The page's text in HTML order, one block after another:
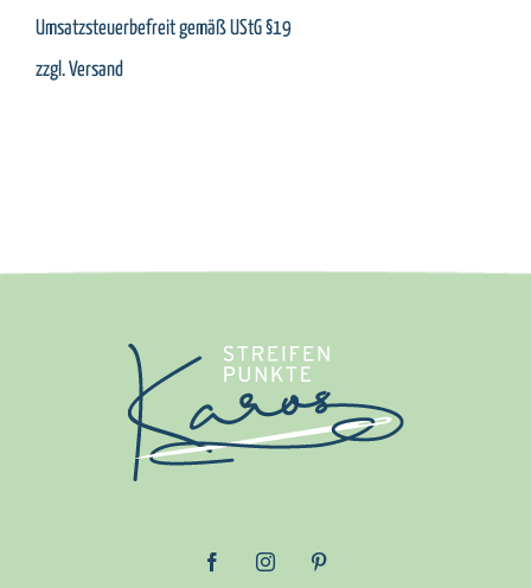
Umsatzsteuerbefreit gemäß UStG §19
zzgl.Versand